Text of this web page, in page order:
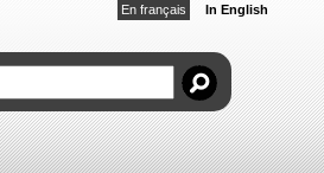
En français In English